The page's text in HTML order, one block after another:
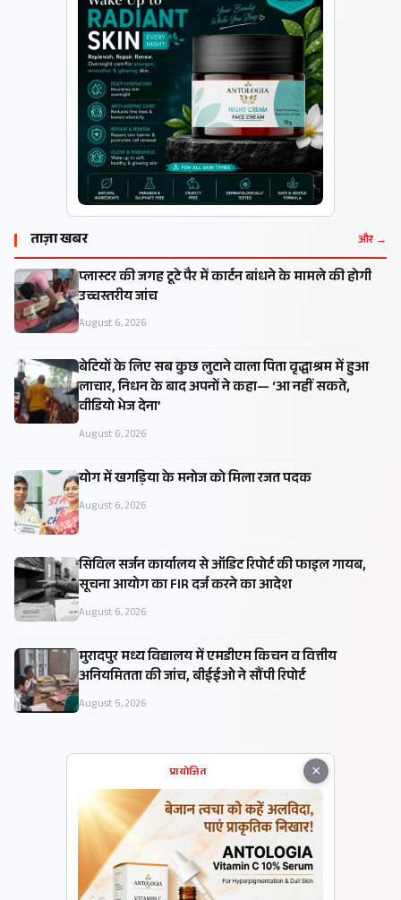
ताज़ा खबर और →
प्लास्टर की जगह टूटे पैर में कार्टन बांधने के मामले की होगी
उच्चस्तरीय जांच
August 6, 2026
बेटियों के लिए सब कुछ लुटाने वाला पिता वृद्धाश्रम में हुआ
लाचार, निधन के बाद अपनों ने कहा— ‘आ नहीं सकते,
वीडियो भेज देना’
August 6, 2026
​योग में खगड़िया के मनोज को मिला रजत पदक
August 6, 2026
सिविल सर्जन कार्यालय से ऑडिट रिपोर्ट की फाइल गायब,
सूचना आयोग का FIR दर्ज करने का आदेश
August 6, 2026
मुरादपुर मध्य विद्यालय में एमडीएम किचन व वित्तीय
अनियमितता की जांच, बीईईओ ने सौंपी रिपोर्ट
August 5, 2026
×
प्रायोजित